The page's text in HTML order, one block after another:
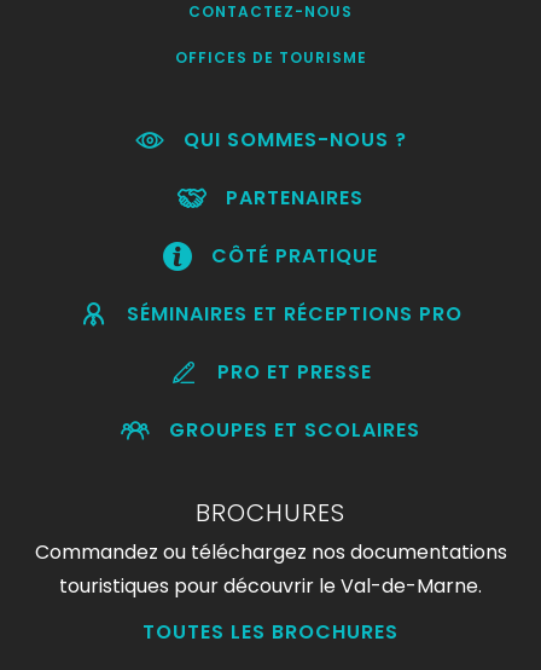
CONTACTEZ-NOUS
OFFICES DE TOURISME
QUI SOMMES-NOUS ?
PARTENAIRES
CÔTÉ PRATIQUE
SÉMINAIRES ET RÉCEPTIONS PRO
PRO ET PRESSE
GROUPES ET SCOLAIRES
BROCHURES
Commandez ou téléchargez nos documentations
touristiques pour découvrir le Val-de-Marne.
TOUTES LES BROCHURES